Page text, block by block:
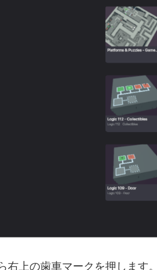
右上の歯車マークを押します